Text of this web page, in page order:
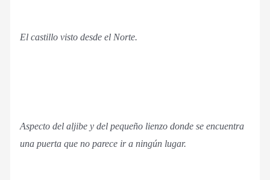
El castillo visto desde el Norte.
Aspecto del aljibe y del pequeño lienzo donde se encuentra
una puerta que no parece ir a ningún lugar.